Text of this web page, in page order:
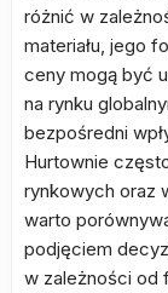
różnić w
materiału, jego
ceny mogą być
na rynku
bezpośredni
Hurtownie
rynkowych oraz
warto
podjęciem
w zależności od